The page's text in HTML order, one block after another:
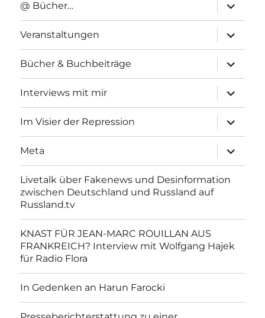
@ Bücher…
anzeigen
Veranstaltungen
anzeigen
Bücher & Buchbeiträge
anzeigen
Interviews mit mir
anzeigen
Im Visier der Repression
anzeigen
Meta
anzeigen
Livetalk über Fakenews und Desinformation
zwischen Deutschland und Russland auf
Russland.tv
KNAST FÜR JEAN-MARC ROUILLAN AUS
FRANKREICH? Interview mit Wolfgang Hajek
für Radio Flora
In Gedenken an Harun Farocki